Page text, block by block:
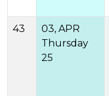
43
03, APR
Thursday
25